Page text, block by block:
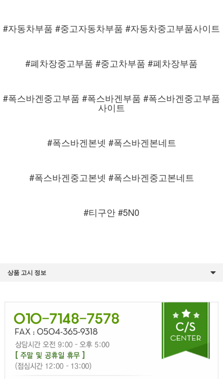
#자동차부품 #중고자동차부품 #자동차중고부품사이트
#폐차장중고부품 #중고차부품 #폐차장부품
#폭스바겐중고부품 #폭스바겐부품 #폭스바겐중고부품
사이트
#폭스바겐본넷 #폭스바겐본네트
#폭스바겐중고본넷 #폭스바겐중고본네트
#티구안 #5N0
상품 고시 정보